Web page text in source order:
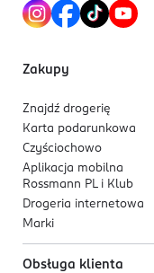
Kod EAN
5 900116 116860
Zakupy
Znajdź drogerię
Karta podarunkowa
Czyściochowo
Aplikacja mobilna
Rossmann PL i Klub
Drogeria internetowa
Marki
Obsługa klienta